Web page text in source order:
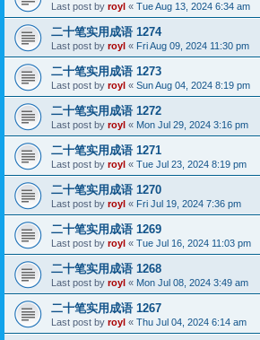
Last post by royl « Tue Aug 13, 2024 6:34 am
二十笔实用成语 1274
Last post by royl « Fri Aug 09, 2024 11:30 pm
二十笔实用成语 1273
Last post by royl « Sun Aug 04, 2024 8:19 pm
二十笔实用成语 1272
Last post by royl « Mon Jul 29, 2024 3:16 pm
二十笔实用成语 1271
Last post by royl « Tue Jul 23, 2024 8:19 pm
二十笔实用成语 1270
Last post by royl « Fri Jul 19, 2024 7:36 pm
二十笔实用成语 1269
Last post by royl « Tue Jul 16, 2024 11:03 pm
二十笔实用成语 1268
Last post by royl « Mon Jul 08, 2024 3:49 am
二十笔实用成语 1267
Last post by royl « Thu Jul 04, 2024 6:14 am